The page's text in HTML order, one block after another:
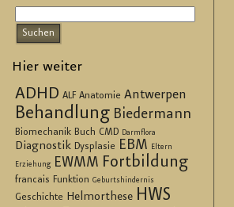
Hier weiter
ADHD ALF Anatomie Antwerpen
Behandlung Biedermann
Biomechanik Buch CMD Darmflora
Diagnostik Dysplasie EBM Eltern
Erziehung EWMM Fortbildung
francais Funktion Geburtshindernis
Geschichte Helmorthese HWS